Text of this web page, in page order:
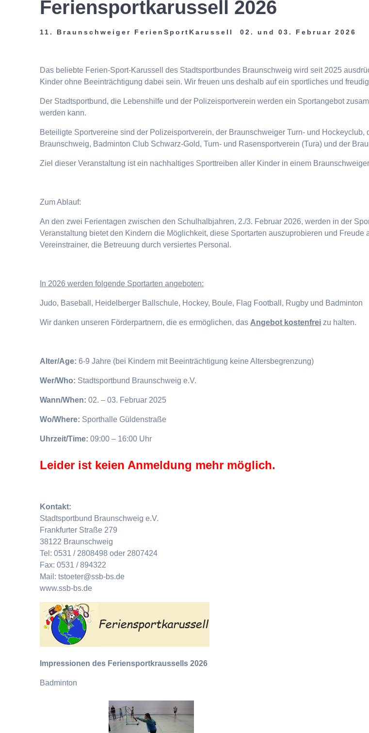
Feriensportkarussell 2026
11. Braunschweiger FerienSportKarussell 02. und 03. Februar 2026
Das beliebte Ferien-Sport-Karussell des Stadtsportbundes Braunschweig wird seit 2025
Kinder ohne Beeinträchtigung dabei sein. Wir freuen uns deshalb auf ein sportliches und
Der Stadtsportbund, die Lebenshilfe und der Polizeisportverein werden ein Sportangebot
werden kann.
Beteiligte Sportvereine sind der Polizeisportverein, der Braunschweiger Turn- und
Braunschweig, Badminton Club Schwarz-Gold, Turn- und Rasensportverein (Tura) und der
Ziel dieser Veranstaltung ist ein nachhaltiges Sporttreiben aller Kinder in einem
Zum Ablauf:
An den zwei Ferientagen zwischen den Schulhalbjahren, 2./3. Februar 2026, werden in der
Veranstaltung bietet den Kindern die Möglichkeit, diese Sportarten auszuprobieren und
Vereinstrainer, die Betreuung durch versiertes Personal.
n 2026 werden folgende Sportarten angeboten:
Judo, Baseball, Heidelberger Ballschule, Hockey, Boule, Flag Football, Rugby und Badminton
Wir danken unseren Förderpartnern, die es ermöglichen, das Angebot kostenfrei zu halten.
Alter/Age:6-9 Jahre (bei Kindern mit Beeinträchtigung keine Altersbegrenzung)
Wer/Who: Stadtsportbund Braunschweig e.V.
Wann/When:02. – 03. Februar 2025
Wo/Where: Sporthalle Güldenstraße
Uhrzeit/Time:09:00 – 16:00 Uhr
Leider ist keien Anmeldung mehr möglich.
Kontakt:
Stadtsportbund Braunschweig e.V.
Frankfurter Straße 279
38122 Braunschweig
Tel: 0531 / 2808498 oder 2807424
Fax: 0531 / 894322
Mail: tstoeter@ssb-bs.de
www.ssb-bs.de
Impressionen des Feriensportkraussells 2026
Badminton